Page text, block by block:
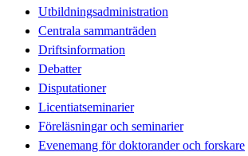
Utbildningsadministration
Centrala sammanträden
Driftsinformation
Debatter
Disputationer
Licentiatseminarier
Föreläsningar och seminarier
Evenemang för doktorander och forskare